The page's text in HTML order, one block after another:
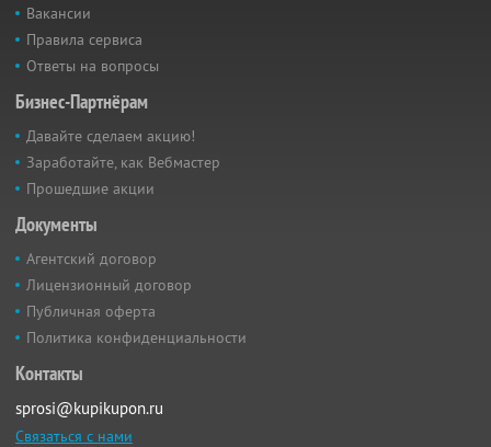
Вакансии
Правила сервиса
Ответы на вопросы
Бизнес-Партнёрам
Давайте сделаем акцию!
Заработайте, как Вебмастер
Прошедшие акции
Документы
Агентский договор
Лицензионный договор
Публичная оферта
Политика конфиденциальности
Контакты
sprosi@kupikupon.ru
Связаться с нами